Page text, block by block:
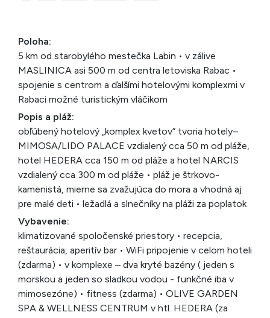
Poloha:
5 km od starobylého mestečka Labin • v zálive
MASLINICA asi 500 m od centra letoviska Rabac •
spojenie s centrom a ďalšími hotelovými komplexmi v
Rabaci možné turistickým vláčikom
Popis a pláž:
obľúbený hotelový „komplex kvetov“ tvoria hotely–
MIMOSA/LIDO PALACE vzdialený cca 50 m od pláže,
hotel HEDERA cca 150 m od pláže a hotel NARCIS
vzdialený cca 300 m od pláže • pláž je štrkovo-
kamenistá, mierne sa zvažujúca do mora a vhodná aj
pre malé deti • ležadlá a slnečníky na pláži za poplatok
Vybavenie:
klimatizované spoločenské priestory • recepcia,
reštaurácia, aperitív bar • WiFi pripojenie v celom hoteli
(zdarma) • v komplexe – dva kryté bazény ( jeden s
morskou a jeden so sladkou vodou - funkčné iba v
mimosezóne) • fitness (zdarma) • OLIVE GARDEN
SPA & WELLNESS CENTRUM v htl. HEDERA (za